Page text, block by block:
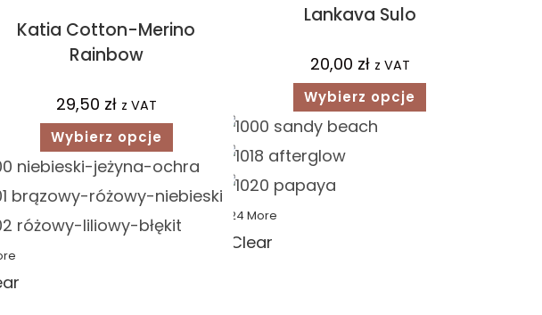
Katia Cotton-Merino
Rainbow
29,50 zł z VAT
Wybierz opcje
Lankava Sulo
20,00 zł z VAT
Wybierz opcje
+24 More
Clear